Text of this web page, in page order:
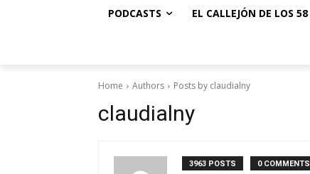
PODCASTS EL CALLEJÓN DE LOS 58
Home Authors Posts by claudialny
claudialny
3963 POSTS 0 COMMENTS